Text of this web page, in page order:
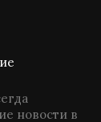
новости в